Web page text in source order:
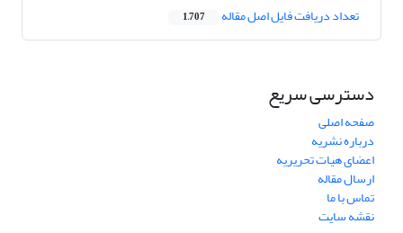
تعداد دریافت فایل اصل مقاله 1,707
دسترسی سریع
صفحه اصلی
درباره نشریه
اعضای هیات تحریریه
ارسال مقاله
تماس با ما
نقشه سایت